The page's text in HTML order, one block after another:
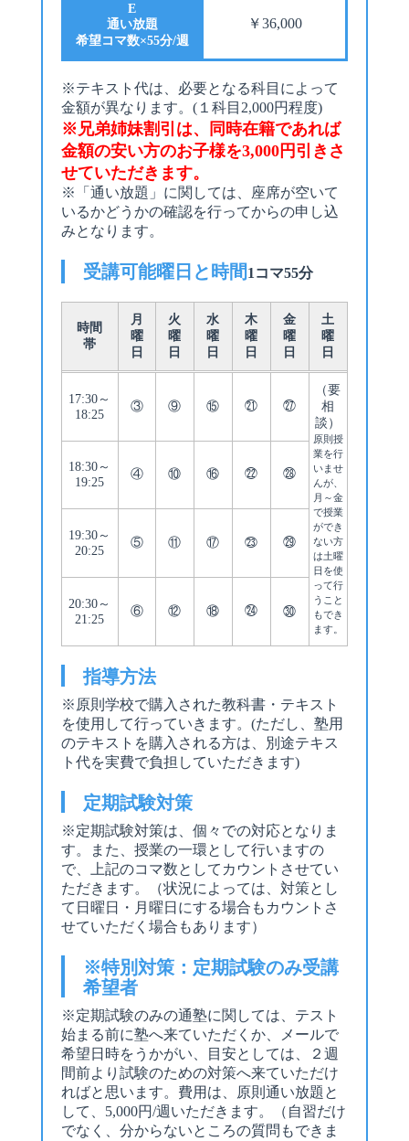
E
通い放題
希望コマ数×55分/週
￥36,000
※テキスト代は、必要となる科目によって
金額が異なります。(１科目2,000円程度)
※兄弟姉妹割引は、同時在籍であれば
金額の安い方のお子様を3,000円引きさ
せていただきます。
※「通い放題」に関しては、座席が空いて
いるかどうかの確認を行ってからの申し込
みとなります。
受講可能曜日と時間 1コマ55分
時間
帯
月
曜
日
火
曜
日
水
曜
日
木
曜
日
金
曜
日
土
曜
日
17:30～
18:25
③ ⑨ ⑮ ㉑ ㉗
（要
相
談）
原則授
業を行
いませ
んが、
月～金
で授業
ができ
ない方
は土曜
日を使
って行
うこと
もでき
ます。
18:30～
19:25
④ ⑩ ⑯ ㉒ ㉘
19:30～
20:25
⑤ ⑪ ⑰ ㉓ ㉙
20:30～
21:25
⑥ ⑫ ⑱ ㉔ ㉚
指導方法
※原則学校で購入された教科書・テキスト
を使用して行っていきます。(ただし、塾用
のテキストを購入される方は、別途テキス
ト代を実費で負担していただきます)
定期試験対策
※定期試験対策は、個々での対応となりま
す。また、授業の一環として行いますの
で、上記のコマ数としてカウントさせてい
ただきます。（状況によっては、対策とし
て日曜日・月曜日にする場合もカウントさ
せていただく場合もあります）
※特別対策：定期試験のみ受講
希望者
※定期試験のみの通塾に関しては、テスト
始まる前に塾へ来ていただくか、メールで
希望日時をうかがい、目安としては、２週
間前より試験のための対策へ来ていただけ
ればと思います。費用は、原則通い放題と
して、5,000円/週いただきます。（自習だけ
でなく、分からないところの質問もできま